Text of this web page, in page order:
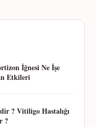
İğnesi Ne İşe
Etkileri
? Vitiligo Hastalığı
?